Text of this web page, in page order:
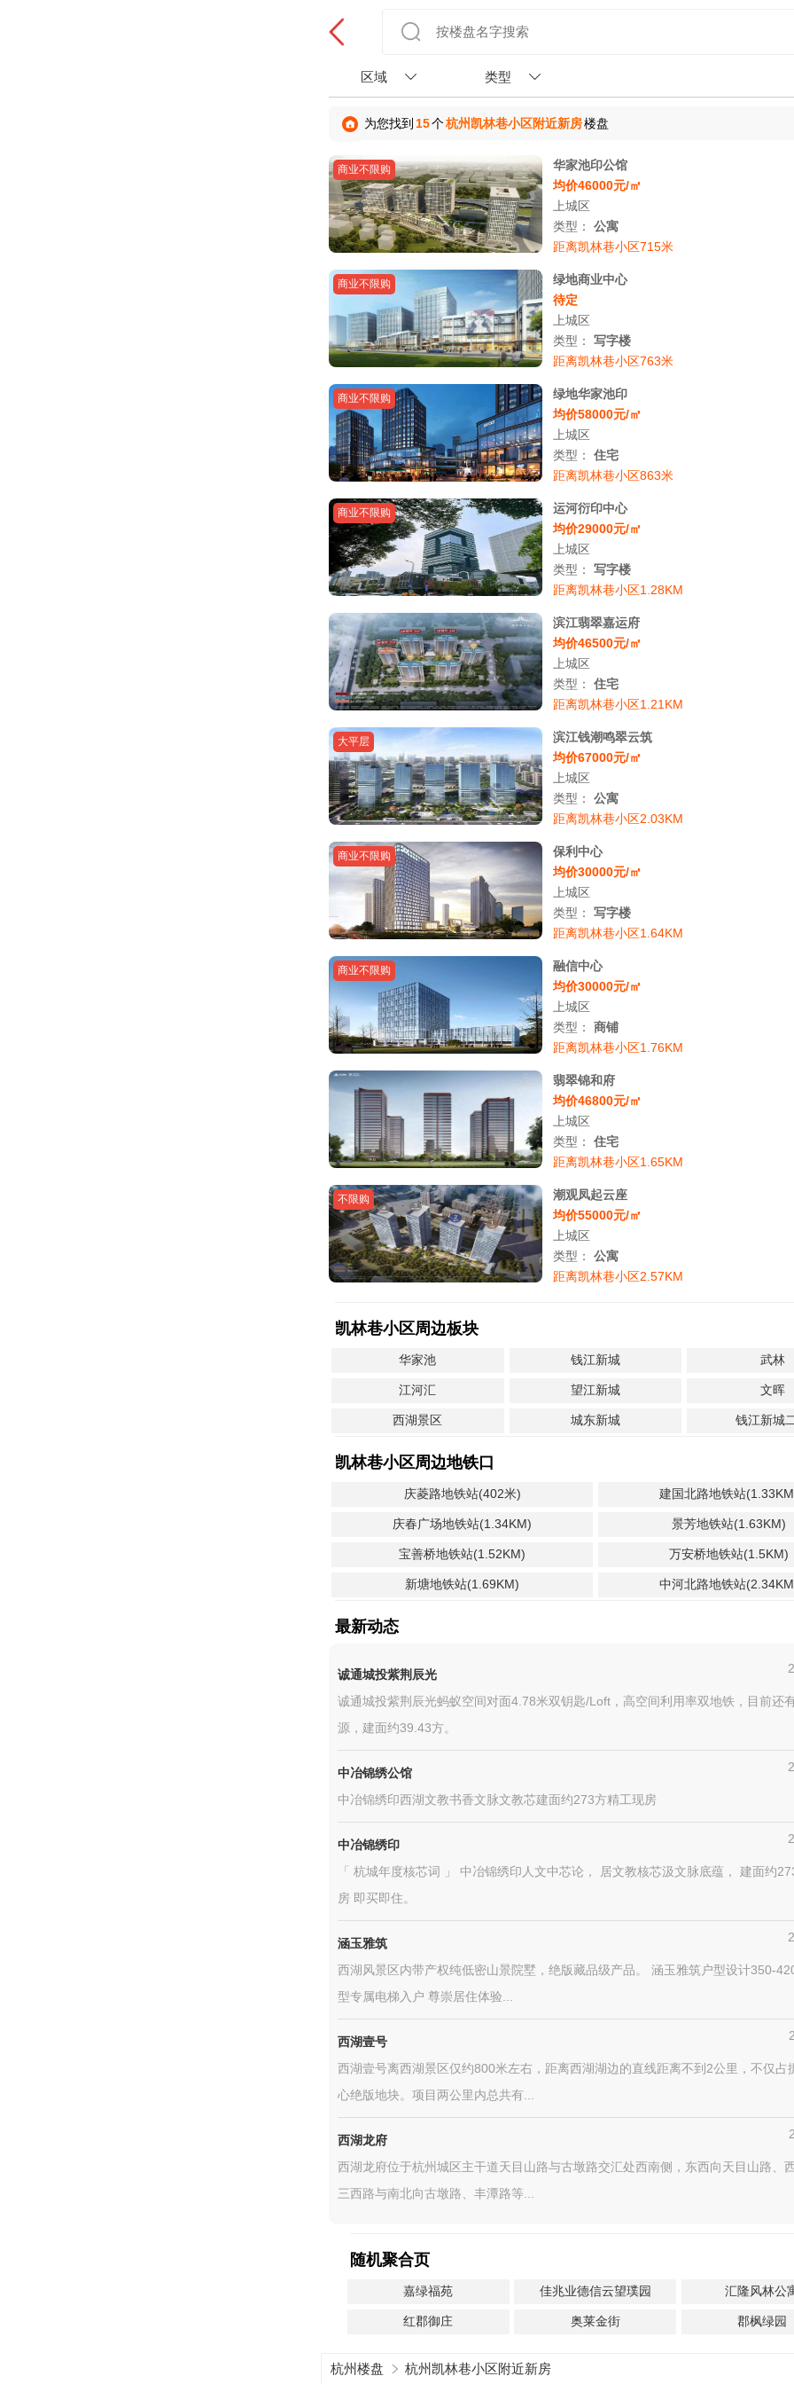
区域 类型
为您找到 15个杭州凯林巷小区附近新房楼盘
商业不限购
华家池印公馆
均价46000元/㎡
上城区
类型： 公寓
距离凯林巷小区715米
商业不限购
绿地商业中心
待定
上城区
类型： 写字楼
距离凯林巷小区763米
商业不限购
绿地华家池印
均价58000元/㎡
上城区
类型： 住宅
距离凯林巷小区863米
商业不限购
运河衍印中心
均价29000元/㎡
上城区
类型： 写字楼
距离凯林巷小区1.28KM
滨江翡翠嘉运府
均价46500元/㎡
上城区
类型： 住宅
距离凯林巷小区1.21KM
大平层
滨江钱潮鸣翠云筑
均价67000元/㎡
上城区
类型： 公寓
距离凯林巷小区2.03KM
商业不限购
保利中心
均价30000元/㎡
上城区
类型： 写字楼
距离凯林巷小区1.64KM
商业不限购
融信中心
均价30000元/㎡
上城区
类型： 商铺
距离凯林巷小区1.76KM
翡翠锦和府
均价46800元/㎡
上城区
类型： 住宅
距离凯林巷小区1.65KM
不限购
潮观凤起云座
均价55000元/㎡
上城区
类型： 公寓
距离凯林巷小区2.57KM
凯林巷小区周边板块
华家池 钱江新城 武林
江河汇 望江新城 文晖
西湖景区 城东新城 钱江新城
凯林巷小区周边地铁口
庆菱路地铁站(402米) 建国北路地铁站
庆春广场地铁站(1.34KM) 景芳地铁站(1.63KM)
宝善桥地铁站(1.52KM) 万安桥地铁站(1.5KM)
新塘地铁站(1.69KM) 中河北路地铁站
最新动态
诚通城投紫荆辰光
诚通城投紫荆辰光蚂蚁空间对面4.78米双钥匙/Loft，高空间利用率双地铁，目前还
源，建面约39.43方。
中冶锦绣公馆
中冶锦绣印西湖文教书香文脉文教芯建面约273方精工现房
中冶锦绣印
「 杭城年度核芯词 」 中冶锦绣印人文中芯论， 居文教核芯汲文脉底蕴， 建面约
房 即买即住。
涵玉雅筑
西湖风景区内带产权纯低密山景院墅，绝版藏品级产品。 涵玉雅筑户型设计350-
型专属电梯入户 尊崇居住体验...
西湖壹号
西湖壹号离西湖景区仅约800米左右，距离西湖湖边的直线距离不到2公里，不仅占
心绝版地块。项目两公里内总共有...
西湖龙府
西湖龙府位于杭州城区主干道天目山路与古墩路交汇处西南侧，东西向天目山路、
三西路与南北向古墩路、丰潭路等...
随机聚合页
嘉绿福苑 佳兆业德信云望璞园 汇隆风林公
红郡御庄 奥莱金街 郡枫绿园
杭州楼盘 杭州凯林巷小区附近新房